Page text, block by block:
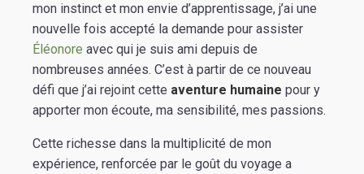
mon instinct et mon envie d’apprentissage, j’ai une
nouvelle fois accepté la demande pour assister
Éléonore avec qui je suis ami depuis de
nombreuses années. C’est à partir de ce nouveau
défi que j’ai rejoint cette aventure humaine pour y
apporter mon écoute, ma sensibilité, mes passions.
Cette richesse dans la multiplicité de mon
expérience, renforcée par le goût du voyage a